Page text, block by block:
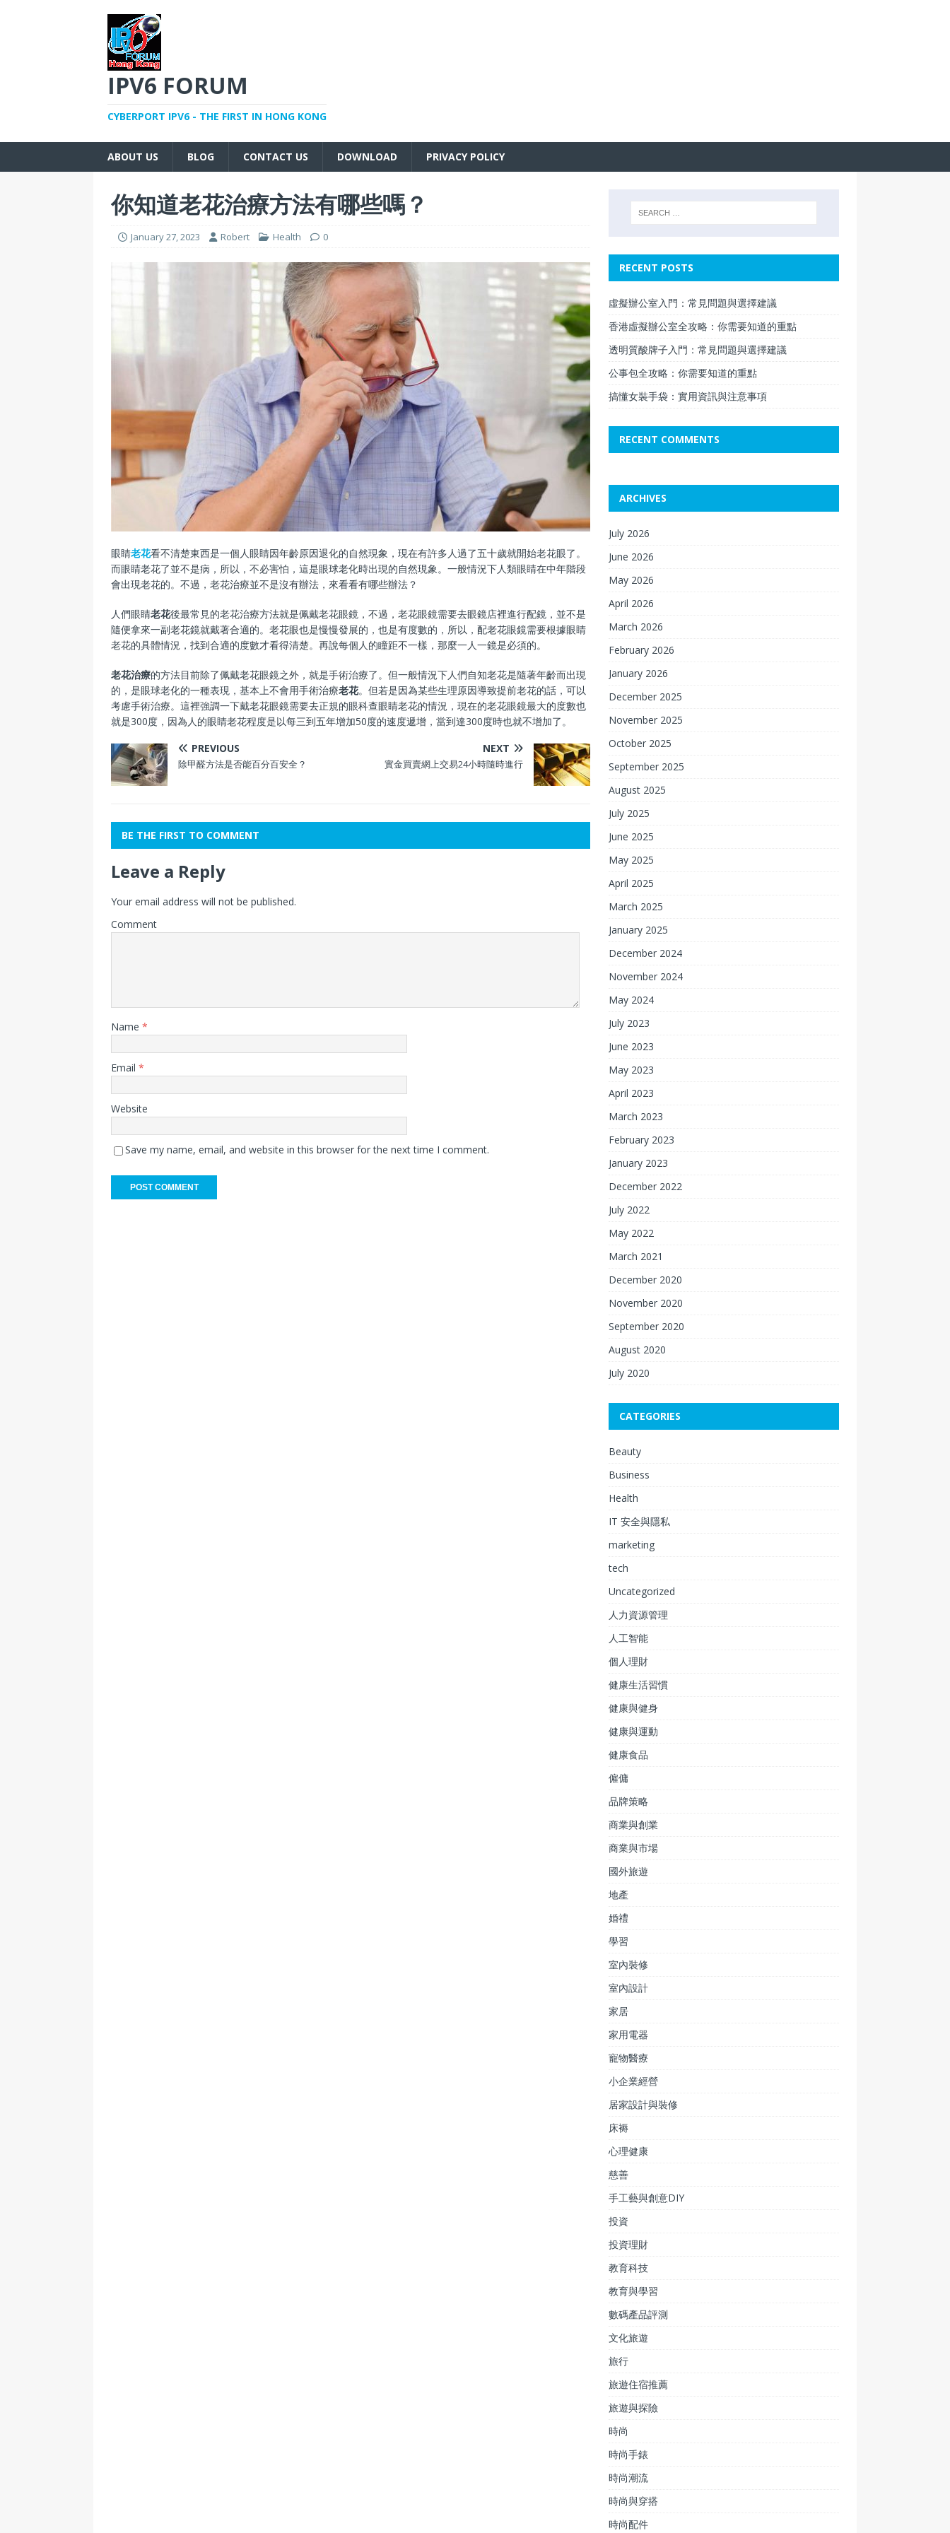
IPV6 FORUM
CYBERPORT IPV6 - THE FIRST IN HONG KONG
ABOUT US BLOG CONTACT US DOWNLOAD PRIVACY POLICY
你知道老花治療方法有哪些嗎？
January 27, 2023 Robert Health 0
眼睛老花看不清楚東西是一個人眼睛因年齡原因退化的自然現象，現在有許多人過了五十歲就開始老花眼了。
而眼睛老花了並不是病，所以，不必害怕，這是眼球老化時出現的自然現象。一般情況下人類眼睛在中年階段
會出現老花的。不過，老花治療並不是沒有辦法，來看看有哪些辦法？
人們眼睛老花後最常見的老花治療方法就是佩戴老花眼鏡，不過，老花眼鏡需要去眼鏡店裡進行配鏡，並不是
隨便拿來一副老花鏡就戴著合適的。老花眼也是慢慢發展的，也是有度數的，所以，配老花眼鏡需要根據眼睛
老花的具體情況，找到合適的度數才看得清楚。再說每個人的瞳距不一樣，那麼一人一鏡是必須的。
老花治療的方法目前除了佩戴老花眼鏡之外，就是手術治療了。但一般情況下人們自知老花是隨著年齡而出現
的，是眼球老化的一種表現，基本上不會用手術治療老花。但若是因為某些生理原因導致提前老花的話，可以
考慮手術治療。這裡強調一下戴老花眼鏡需要去正規的眼科查眼睛老花的情況，現在的老花眼鏡最大的度數也
就是300度，因為人的眼睛老花程度是以每三到五年增加50度的速度遞增，當到達300度時也就不增加了。
PREVIOUS
除甲醛方法是否能百分百安全？
NEXT
實金買賣網上交易24小時隨時進行
BE THE FIRST TO COMMENT
Leave a Reply
Your email address will not be published.
Comment
Name *
Email *
Website
Save my name, email, and website in this browser for the next time I comment.
RECENT POSTS
虛擬辦公室入門：常見問題與選擇建議
香港虛擬辦公室全攻略：你需要知道的重點
透明質酸牌子入門：常見問題與選擇建議
公事包全攻略：你需要知道的重點
搞懂女裝手袋：實用資訊與注意事項
RECENT COMMENTS
ARCHIVES
July 2026
June 2026
May 2026
April 2026
March 2026
February 2026
January 2026
December 2025
November 2025
October 2025
September 2025
August 2025
July 2025
June 2025
May 2025
April 2025
March 2025
January 2025
December 2024
November 2024
May 2024
July 2023
June 2023
May 2023
April 2023
March 2023
February 2023
January 2023
December 2022
July 2022
May 2022
March 2021
December 2020
November 2020
September 2020
August 2020
July 2020
CATEGORIES
Beauty
Business
Health
IT 安全與隱私
marketing
tech
Uncategorized
人力資源管理
人工智能
個人理財
健康生活習慣
健康與健身
健康與運動
健康食品
僱傭
品牌策略
商業與創業
商業與市場
國外旅遊
地產
婚禮
學習
室內裝修
室內設計
家居
家用電器
寵物醫療
小企業經營
居家設計與裝修
床褥
心理健康
慈善
手工藝與創意DIY
投資
投資理財
教育科技
教育與學習
數碼產品評測
文化旅遊
旅行
旅遊住宿推薦
旅遊與探險
時尚
時尚手錶
時尚潮流
時尚與穿搭
時尚配件